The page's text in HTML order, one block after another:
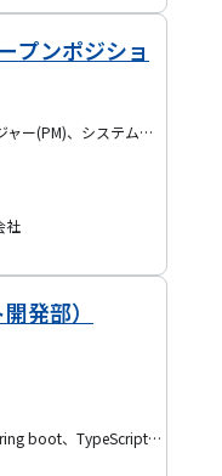
プンポジショ
ITコンサルタント、プロジェクトマネージャー(PM)、システムエンジニア(SE)、テックリード、プロジェクトリーダー(PL)、EM
社
発部）
AWS、Next.js、PostgreSQL、React、Spring boot、TypeScript、Kotlin、SaaS、Terraform、品質保証、テスト設計、アジャイル開発